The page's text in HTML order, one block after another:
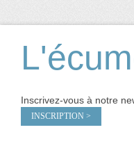
Inscrivez-vous à notre